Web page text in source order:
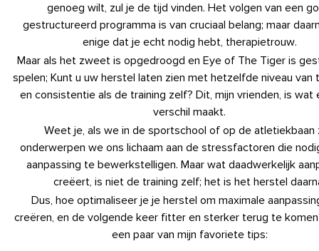
genoeg wilt, zul je de tijd vinden. Het volgen van een
gestructureerd programma is van cruciaal belang; maar
enige dat je echt nodig hebt, therapietrouw.
Maar als het zweet is opgedroogd en Eye of The Tiger is
spelen; Kunt u uw herstel laten zien met hetzelfde niveau van
en consistentie als de training zelf? Dit, mijn vrienden, is wat
verschil maakt.
Weet je, als we in de sportschool of op de atletiekbaan
onderwerpen we ons lichaam aan de stressfactoren die
aanpassing te bewerkstelligen. Maar wat daadwerkelijk
creëert, is niet de training zelf; het is het herstel
Dus, hoe optimaliseer je je herstel om maximale
creëren, en de volgende keer fitter en sterker terug te
een paar van mijn favoriete tips: